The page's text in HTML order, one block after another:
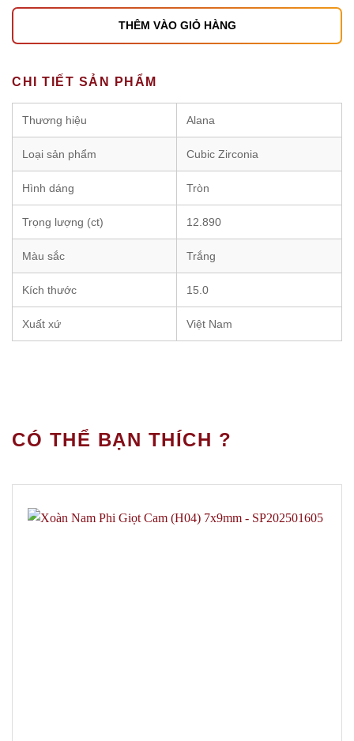
THÊM VÀO GIỎ HÀNG
CHI TIẾT SẢN PHẨM
Thương hiệu Alana
Loại sản phẩm Cubic Zirconia
Hình dáng Tròn
Trọng lượng (ct) 12.890
Màu sắc Trắng
Kích thước 15.0
Xuất xứ Việt Nam
CÓ THỂ BẠN THÍCH ?